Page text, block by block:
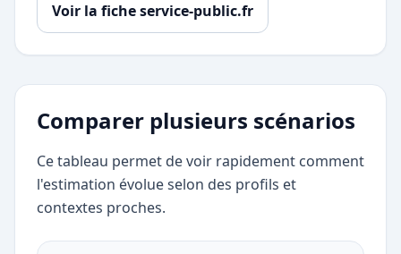
Voir la fiche service-public.fr
Comparer plusieurs scénarios
Ce tableau permet de voir rapidement comment
l'estimation évolue selon des profils et
contextes proches.